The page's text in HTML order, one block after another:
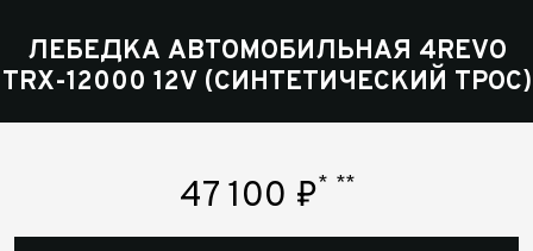
ЛЕБЕДКА АВТОМОБИЛЬНАЯ 4REVO
TRX-12000 12V (СИНТЕТИЧЕСКИЙ ТРОС)
47 100 ₽* **